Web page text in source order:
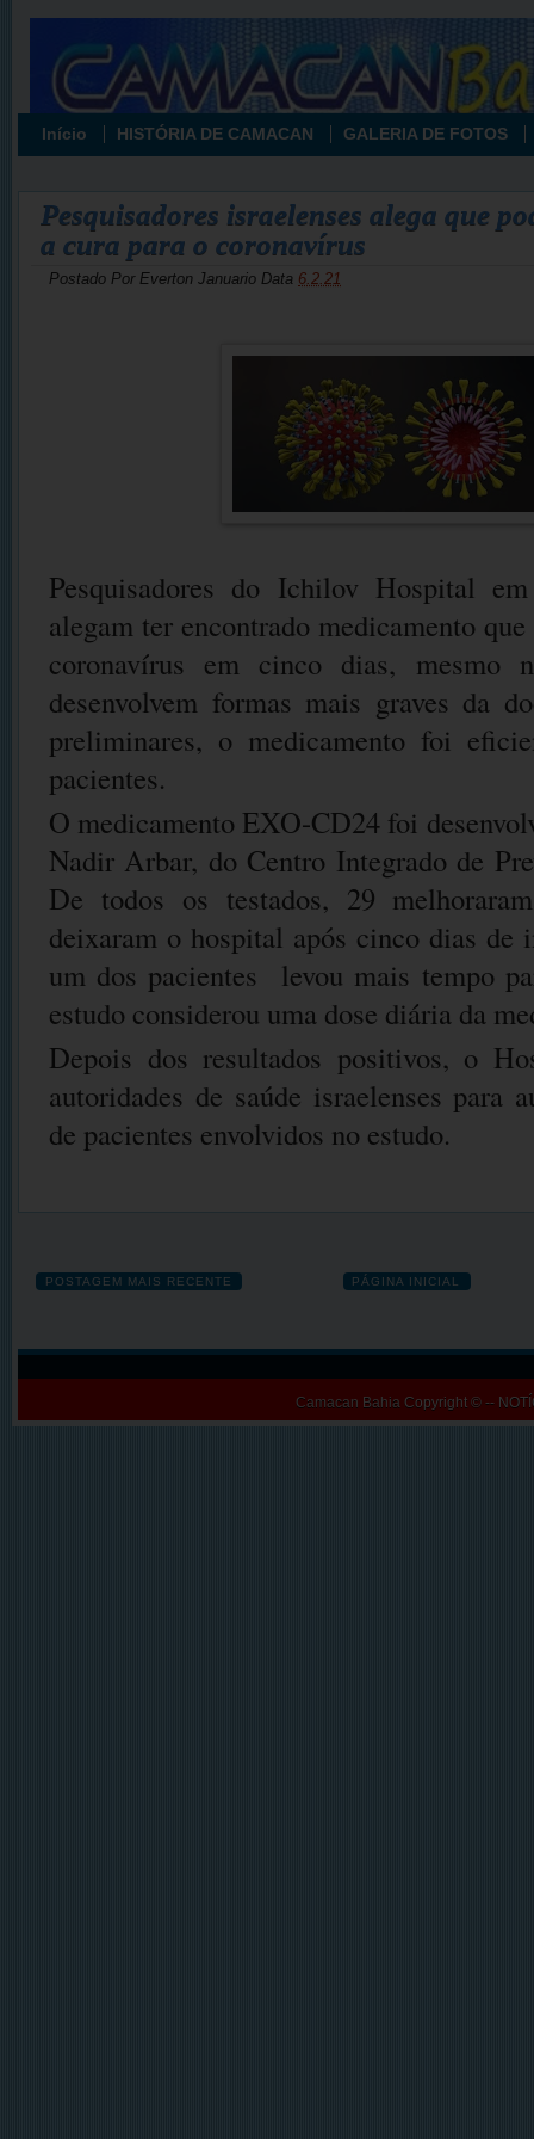
Início HISTÓRIA DE CAMACAN GALERIA DE FOTOS
Pesquisadores israelenses alega que
a cura para o coronavírus
Postado Por Everton Januario Data 6.2.21
Pesquisadores do Ichilov Hospital
alegam ter encontrado medicamento
coronavírus em cinco dias, mesmo
desenvolvem formas mais graves da
preliminares, o medicamento foi
pacientes.
O medicamento EXO-CD24 foi
Nadir Arbar, do Centro Integrado de
De todos os testados, 29
deixaram o hospital após cinco dias de
um dos pacientes levou mais tempo
estudo considerou uma dose diária da
Depois dos resultados positivos, o
autoridades de saúde israelenses para
de pacientes envolvidos no estudo.
POSTAGEM MAIS RECENTE PÁGINA INICIAL
Camacan Bahia Copyright © --